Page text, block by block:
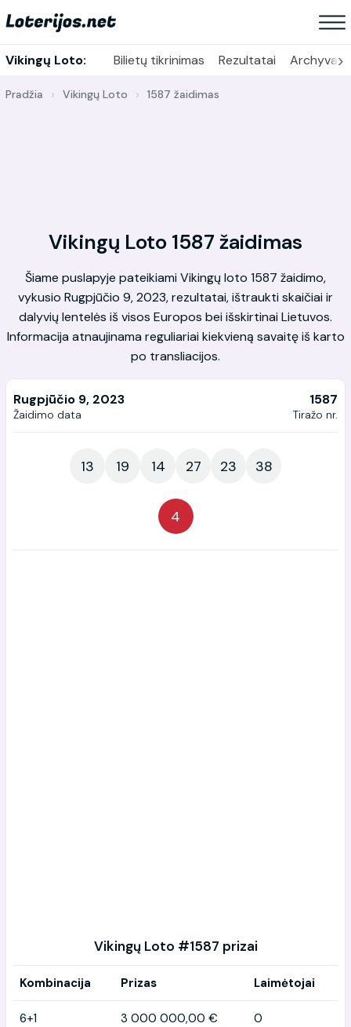
Vikingų Loto: Bilietų tikrinimas Rezultatai Archyvas
›
Pradžia Vikingų Loto 1587 žaidimas
Vikingų Loto 1587 žaidimas
Šiame puslapyje pateikiami Vikingų loto 1587 žaidimo,
vykusio Rugpjūčio 9, 2023, rezultatai, ištraukti skaičiai ir
dalyvių lentelės iš visos Europos bei išskirtinai Lietuvos.
Informacija atnaujinama reguliariai kiekvieną savaitę iš karto
po transliacijos.
Rugpjūčio 9, 2023
Žaidimo data
1587
Tiražo nr.
13 19 14 27 23 38
4
Vikingų Loto #1587 prizai
Kombinacija Prizas Laimėtojai
6+1 3 000 000,00 € 0